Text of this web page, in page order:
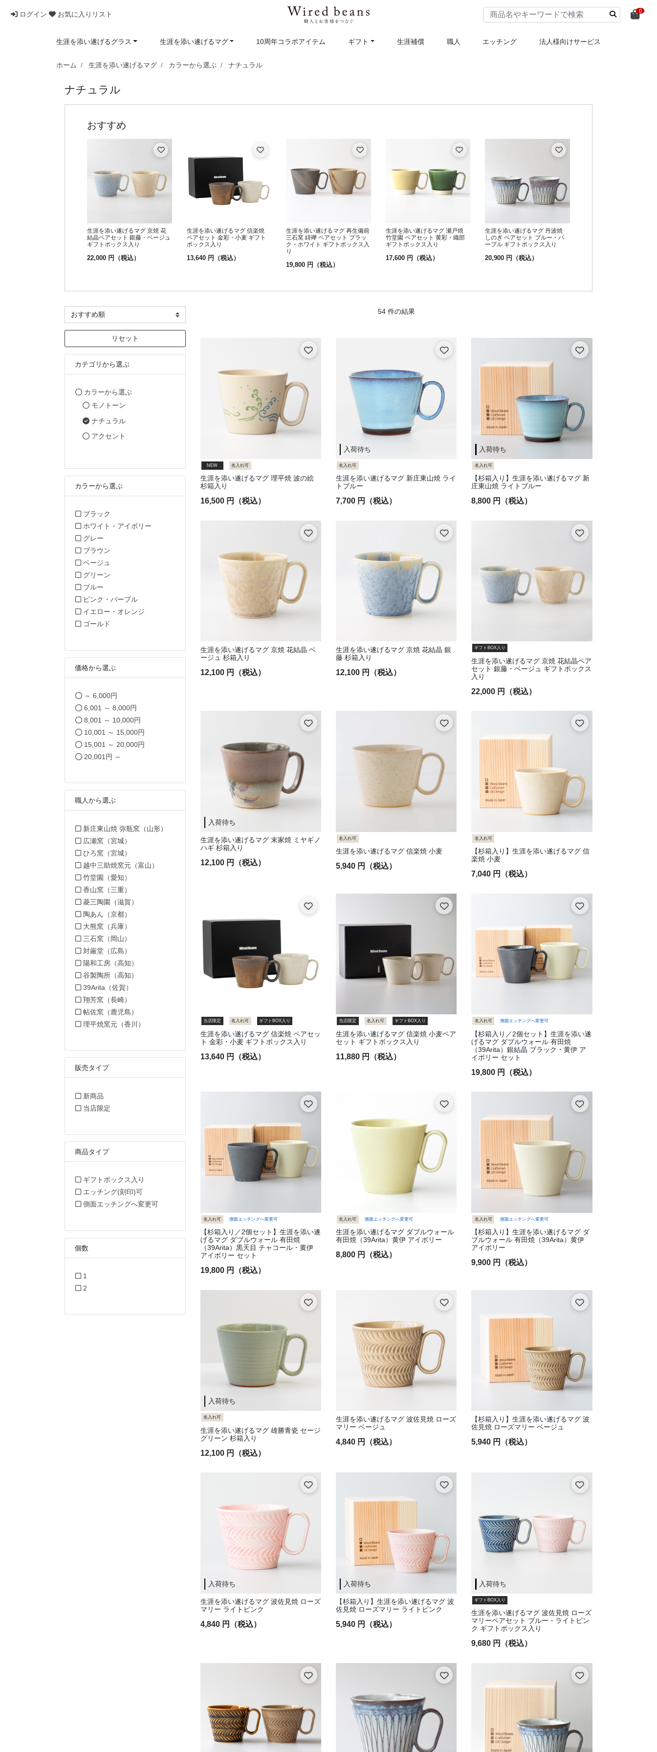
ログイン お気に入りリスト 0
生涯を添い遂げるグラス 生涯を添い遂げるマグ 10周年コラボアイテム ギフト 生涯補償 職人 エッチング 法人様向けサービス
ホーム 生涯を添い遂げるマグ カラーから選ぶ ナチュラル
ナチュラル
生涯を添い遂げるマグ 京焼 花
結晶ペアセット 銀藤・ベージュ
ギフトボックス入り
22,000 円（税込）
生涯を添い遂げるマグ 信楽焼
ペアセット 金彩・小麦 ギフト
ボックス入り
13,640 円（税込）
生涯を添い遂げるマグ 再生備前
三石窯 緋襷 ペアセット ブラッ
ク・ホワイト ギフトボックス入
り
19,800 円（税込）
生涯を添い遂げるマグ 瀬戸焼
竹堂園 ペアセット 黄彩・織部
ギフトボックス入り
17,600 円（税込）
生涯を添い遂げるマグ 丹波焼
しのぎ ペアセット ブルー・パ
ープル ギフトボックス入り
20,900 円（税込）
54 件の結果
リセット
カテゴリから選ぶ
カラーから選ぶ カテゴリから選ぶで絞り込み: カラーから選ぶ
モノトーン カテゴリから選ぶで絞り込み: モノトーン
ナチュラルselected 現在カテゴリから選ぶで絞り込み中: ナチュラル
アクセント カテゴリから選ぶで絞り込み: アクセント
カラーから選ぶ
ブラック
ホワイト・アイボリー カラーから選ぶで絞り込み: ホワイト・アイボリー
グレー
ブラウン
ベージュ カラーから選ぶで絞り込み: ベージュ
グリーン
ブルー
ピンク・パープルカラーから選ぶで絞り込み: ピンク・パープル
イエロー・オレンジ カラーから選ぶで絞り込み: イエロー・オレンジ
ゴールド
価格から選ぶ
～ 6,000円
6,001 ～ 8,000円
8,001 ～ 10,000円
10,001 ～ 15,000円
15,001 ～ 20,000円 価格から選ぶで絞り込み: 15,001 ～ 20,000円
20,001円 ～
価格から選ぶで絞り込み: 20,001円 ～
職人から選ぶ
新庄東山焼 弥瓶窯（山形）
職人から選ぶで絞り込み: 新庄東山焼 弥瓶窯（山形）
広瀬窯（宮城）
職人から選ぶで絞り込み: 広瀬窯（宮城）
ひろ窯（宮城）
職人から選ぶで絞り込み: ひろ窯（宮城）
越中三助焼窯元（富山）
職人から選ぶで絞り込み: 越中三助焼窯元（富山）
竹堂園（愛知）
香山窯（三重）
菱三陶園（滋賀）
陶あん（京都）
大熊窯（兵庫）
職人から選ぶで絞り込み: 大熊窯（兵庫）
三石窯（岡山）
対厳堂（広島）
職人から選ぶで絞り込み: 対厳堂（広島）
陽和工房（高知）
職人から選ぶで絞り込み: 陽和工房（高知）
谷製陶所（高知）
職人から選ぶで絞り込み: 谷製陶所（高知）
39Arita（佐賀）
職人から選ぶで絞り込み: 39Arita（佐賀）
翔芳窯（長崎）
帖佐窯（鹿児島）
理平焼窯元（香川）
職人から選ぶで絞り込み: 理平焼窯元（香川）
販売タイプ
新商品
当店限定
商品タイプ
ギフトボックス入り
商品タイプで絞り込み: ギフトボックス入り
エッチング(刻印)可商品タイプで絞り込み: エッチング(刻印)可
側面エッチングへ変更可商品タイプで絞り込み: 側面エッチングへ変更可
個数
1
2
NEW 名入れ可
生涯を添い遂げるマグ 理平焼 波の絵
杉箱入り
16,500 円（税込）
入荷待ち
名入れ可
生涯を添い遂げるマグ 新庄東山焼 ライ
トブルー
7,700 円（税込）
入荷待ち
名入れ可
【杉箱入り】生涯を添い遂げるマグ 新
庄東山焼 ライトブルー
8,800 円（税込）
生涯を添い遂げるマグ 京焼 花結晶 ベ
ージュ 杉箱入り
12,100 円（税込）
生涯を添い遂げるマグ 京焼 花結晶 銀
藤 杉箱入り
12,100 円（税込）
ギフトBOX入り
生涯を添い遂げるマグ 京焼 花結晶ペア
セット 銀藤・ベージュ ギフトボックス
入り
22,000 円（税込）
入荷待ち
生涯を添い遂げるマグ 末家焼 ミヤギノ
ハギ 杉箱入り
12,100 円（税込）
名入れ可
生涯を添い遂げるマグ 信楽焼 小麦
5,940 円（税込）
名入れ可
【杉箱入り】生涯を添い遂げるマグ 信
楽焼 小麦
7,040 円（税込）
当店限定 名入れ可 ギフトBOX入り
生涯を添い遂げるマグ 信楽焼 ペアセッ
ト 金彩・小麦 ギフトボックス入り
13,640 円（税込）
当店限定 名入れ可 ギフトBOX入り
生涯を添い遂げるマグ 信楽焼 小麦ペア
セット ギフトボックス入り
11,880 円（税込）
名入れ可 側面エッチングへ変更可
【杉箱入り／2個セット】生涯を添い遂
げるマグ ダブルウォール 有田焼
（39Arita）銀結晶 ブラック・黄伊 ア
イボリー セット
19,800 円（税込）
名入れ可 側面エッチングへ変更可
【杉箱入り／2個セット】生涯を添い遂
げるマグ ダブルウォール 有田焼
（39Arita）黒天目 チャコール・黄伊
アイボリー セット
19,800 円（税込）
名入れ可 側面エッチングへ変更可
生涯を添い遂げるマグ ダブルウォール
有田焼（39Arita）黄伊 アイボリー
8,800 円（税込）
名入れ可 側面エッチングへ変更可
【杉箱入り】生涯を添い遂げるマグ ダ
ブルウォール 有田焼（39Arita）黄伊
アイボリー
9,900 円（税込）
入荷待ち
名入れ可
生涯を添い遂げるマグ 雄勝青瓷 セージ
グリーン 杉箱入り
12,100 円（税込）
生涯を添い遂げるマグ 波佐見焼 ローズ
マリー ベージュ
4,840 円（税込）
【杉箱入り】生涯を添い遂げるマグ 波
佐見焼 ローズマリー ベージュ
5,940 円（税込）
入荷待ち
生涯を添い遂げるマグ 波佐見焼 ローズ
マリー ライトピンク
4,840 円（税込）
入荷待ち
【杉箱入り】生涯を添い遂げるマグ 波
佐見焼 ローズマリー ライトピンク
5,940 円（税込）
入荷待ち
ギフトBOX入り
生涯を添い遂げるマグ 波佐見焼 ローズ
マリーペアセット ブルー・ライトピン
ク ギフトボックス入り
9,680 円（税込）